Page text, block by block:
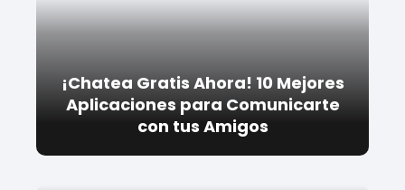
¡Chatea Gratis Ahora! 10 Mejores
Aplicaciones para Comunicarte
con tus Amigos